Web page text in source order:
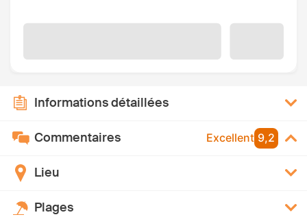
Informations détaillées
Commentaires Excellent 9,2
Lieu
Plages